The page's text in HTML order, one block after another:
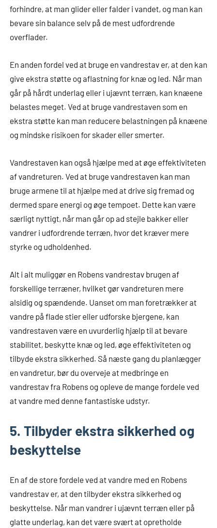
forhindre, at man glider eller falder i vandet, og man kan
bevare sin balance selv på de mest udfordrende
overflader.
En anden fordel ved at bruge en vandrestav er, at den kan
give ekstra støtte og aflastning for knæ og led. Når man
går på hårdt underlag eller i ujævnt terræn, kan knæene
belastes meget. Ved at bruge vandrestaven som en
ekstra støtte kan man reducere belastningen på knæene
og mindske risikoen for skader eller smerter.
Vandrestaven kan også hjælpe med at øge effektiviteten
af vandreturen. Ved at bruge vandrestaven kan man
bruge armene til at hjælpe med at drive sig fremad og
dermed spare energi og øge tempoet. Dette kan være
særligt nyttigt, når man går op ad stejle bakker eller
vandrer i udfordrende terræn, hvor det kræver mere
styrke og udholdenhed.
Alt i alt muliggør en Robens vandrestav brugen af
forskellige terræner, hvilket gør vandreturen mere
alsidig og spændende. Uanset om man foretrækker at
vandre på flade stier eller udforske bjergene, kan
vandrestaven være en uvurderlig hjælp til at bevare
stabilitet, beskytte knæ og led, øge effektiviteten og
tilbyde ekstra sikkerhed. Så næste gang du planlægger
en vandretur, bør du overveje at medbringe en
vandrestav fra Robens og opleve de mange fordele ved
at vandre med denne fantastiske udstyr.
5. Tilbyder ekstra sikkerhed og
beskyttelse
En af de store fordele ved at vandre med en Robens
vandrestav er, at den tilbyder ekstra sikkerhed og
beskyttelse. Når man vandrer i ujævnt terræn eller på
glatte underlag, kan det være svært at opretholde